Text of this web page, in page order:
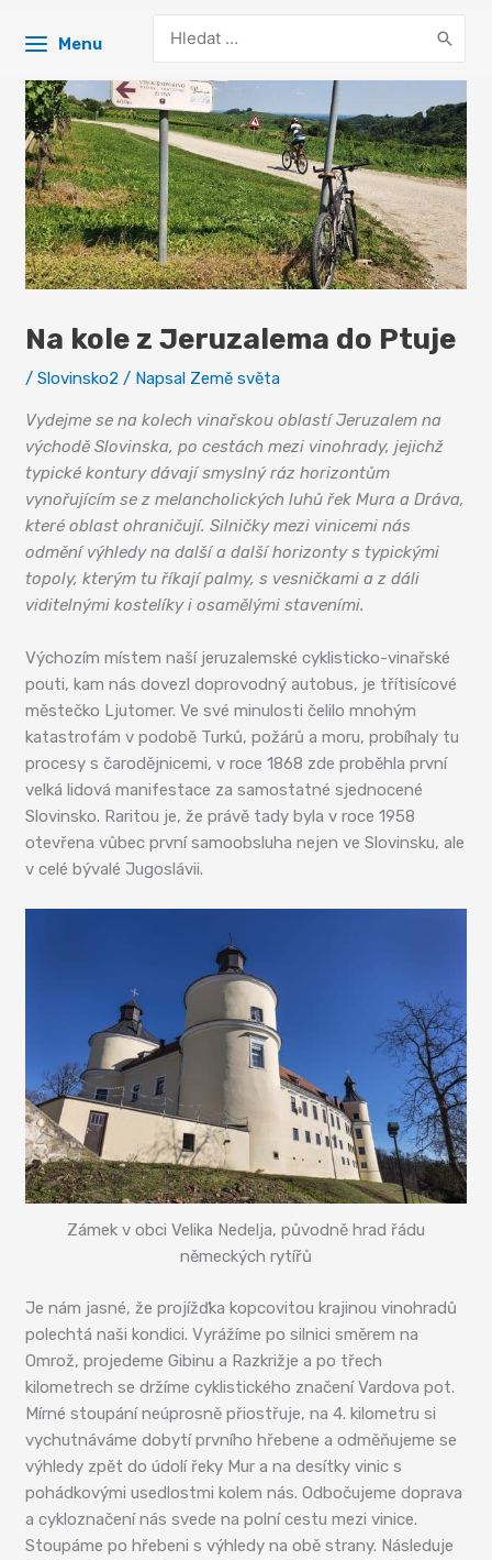
Menu
for:
Na kole z Jeruzalema do Ptuje
/Slovinsko2 / Napsal Země světa
Vydejme se na kolech vinařskou oblastí Jeruzalem na
východě Slovinska, po cestách mezi vinohrady, jejichž
typické kontury dávají smyslný ráz horizontům
vynořujícím se z melancholických luhů řek Mura a Dráva,
které oblast ohraničují. Silničky mezi vinicemi nás
odmění výhledy na další a další horizonty s typickými
topoly,kterým tu říkají palmy, s vesničkami a z dáli
viditelnými kostelíky i osamělými staveními.
Výchozím místem naší jeruzalemské cyklisticko-vinařské
pouti, kam nás dovezl doprovodný autobus, je třítisícové
městečko Ljutomer. Ve své minulosti čelilo mnohým
katastrofám v podobě Turků, požárů a moru, probíhaly tu
procesy s čarodějnicemi, v roce 1868 zde proběhla první
velká lidová manifestace za samostatné sjednocené
Slovinsko. Raritou je, že právě tady byla v roce 1958
otevřena vůbec první samoobsluha nejen ve Slovinsku, ale
v celé bývalé Jugoslávii.
Zámek v obci Velika Nedelja, původně hrad řádu
německých rytířů
Je nám jasné, že projížďka kopcovitou krajinou vinohradů
polechtá naši kondici. Vyrážíme po silnici směrem na
Omrož, projedeme Gibinu a Razkrižje a po třech
kilometrech se držíme cyklistického značení Vardova pot.
Mírné stoupání neúprosně přiostřuje, na 4. kilometru si
vychutnáváme dobytí prvního hřebene a odměňujeme se
výhledy zpět do údolí řeky Mur a na desítky vinic s
pohádkovými usedlostmi kolem nás. Odbočujeme doprava
a cykloznačení nás svede na polní cestu mezi vinice.
Stoupáme po hřebeni s výhledy na obě strany. Následuje